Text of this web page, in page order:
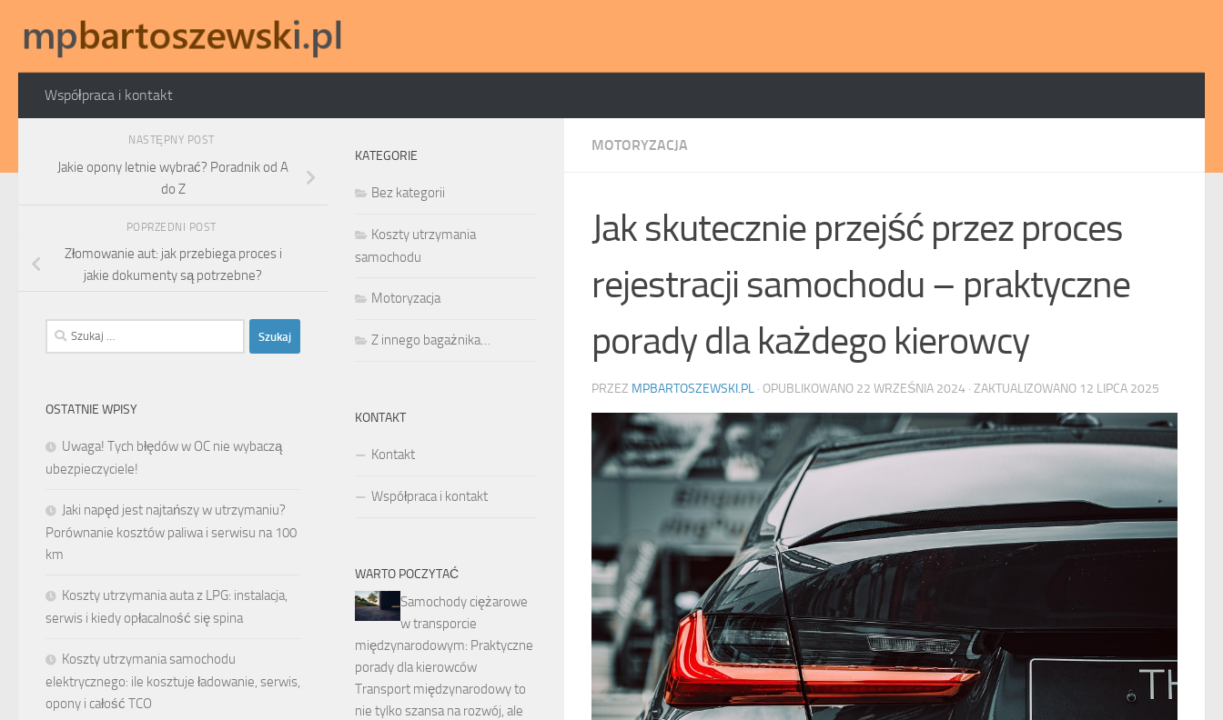
Skip to content
Współpraca i kontakt
MOTORYZACJA
Jak skutecznie przejść przez proces
rejestracji samochodu – praktyczne
porady dla każdego kierowcy
PRZEZ MPBARTOSZEWSKI.PL · OPUBLIKOWANO 22 WRZEŚNIA 2024 · ZAKTUALIZOWANO 12 LIPCA 2025
NASTĘPNY POST
Jakie opony letnie wybrać? Poradnik od A
do Z
POPRZEDNI POST
Złomowanie aut: jak przebiega proces i
jakie dokumenty są potrzebne?
Szukaj:
OSTATNIE WPISY
Uwaga! Tych błędów w OC nie wybaczą
ubezpieczyciele!
Jaki napęd jest najtańszy w utrzymaniu?
Porównanie kosztów paliwa i serwisu na 100
km
Koszty utrzymania auta z LPG: instalacja,
serwis i kiedy opłacalność się spina
Koszty utrzymania samochodu
elektrycznego: ile kosztuje ładowanie, serwis,
opony i całość TCO
KATEGORIE
Bez kategorii
Koszty utrzymania
samochodu
Motoryzacja
Z innego bagażnika…
KONTAKT
Kontakt
Współpraca i kontakt
WARTO POCZYTAĆ
Samochody ciężarowe
w transporcie
międzynarodowym: Praktyczne
porady dla kierowców
Transport międzynarodowy to
nie tylko szansa na rozwój, ale